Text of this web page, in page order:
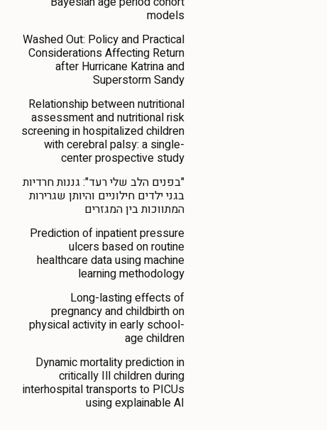
models
Washed Out: Policy and Practical
Considerations Affecting Return
after Hurricane Katrina and
Superstorm Sandy
Relationship between nutritional
assessment and nutritional risk
screening in hospitalized children
with cerebral palsy: a single-
center prospective study
"בפנים הלב שלי רעד": גננות חרדיות
בגני ילדים חילוניים והיותן שגרירות
המתווכות בין המגזרים
Prediction of inpatient pressure
ulcers based on routine
healthcare data using machine
learning methodology
Long-lasting effects of
pregnancy and childbirth on
physical activity in early school-
age children
Dynamic mortality prediction in
critically Ill children during
interhospital transports to PICUs
using explainable AI